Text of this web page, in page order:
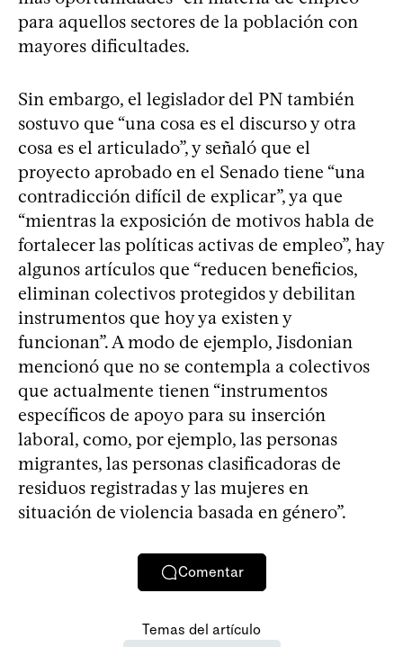
para aquellos sectores de la población con
mayores dificultades.
Sin embargo, el legislador del PN también
sostuvo que “una cosa es el discurso y otra
cosa es el articulado”, y señaló que el
proyecto aprobado en el Senado tiene “una
contradicción difícil de explicar”, ya que
“mientras la exposición de motivos habla de
fortalecer las políticas activas de empleo”, hay
algunos artículos que “reducen beneficios,
eliminan colectivos protegidos y debilitan
instrumentos que hoy ya existen y
funcionan”. A modo de ejemplo, Jisdonian
mencionó que no se contempla a colectivos
que actualmente tienen “instrumentos
específicos de apoyo para su inserción
laboral, como, por ejemplo, las personas
migrantes, las personas clasificadoras de
residuos registradas y las mujeres en
situación de violencia basada en género”.
Comentar
Temas del artículo